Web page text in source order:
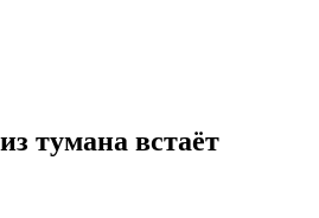
тумана встаёт